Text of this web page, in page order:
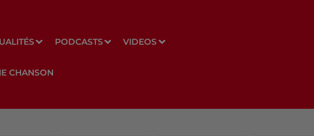
PODCASTS VIDEOS
CHANSON